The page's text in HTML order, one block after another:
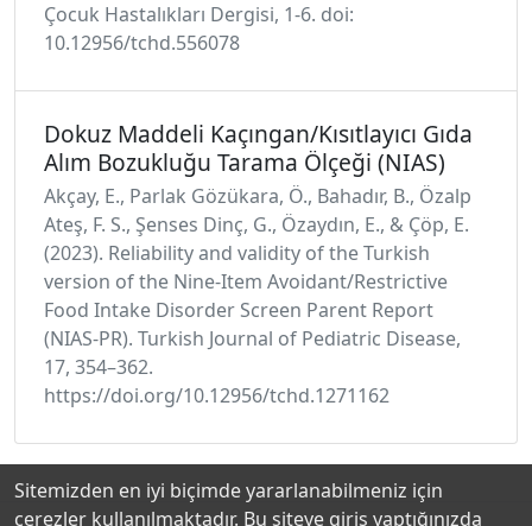
Çocuk Hastalıkları Dergisi, 1-6. doi:
10.12956/tchd.556078
Dokuz Maddeli Kaçıngan/Kısıtlayıcı Gıda
Alım Bozukluğu Tarama Ölçeği (NIAS)
Akçay, E., Parlak Gözükara, Ö., Bahadır, B., Özalp
Ateş, F. S., Şenses Dinç, G., Özaydın, E., & Çöp, E.
(2023). Reliability and validity of the Turkish
version of the Nine-Item Avoidant/Restrictive
Food Intake Disorder Screen Parent Report
(NIAS-PR). Turkish Journal of Pediatric Disease,
17, 354–362.
https://doi.org/10.12956/tchd.1271162
Sitemizden en iyi biçimde yararlanabilmeniz için
çerezler kullanılmaktadır. Bu siteye giriş yaptığınızda